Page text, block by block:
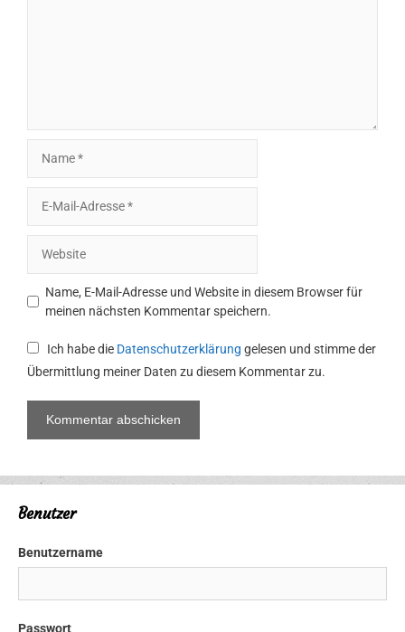
Mail-
Adresse
Name, E-Mail-Adresse und Website in diesem Browser für
meinen nächsten Kommentar speichern.
Ich habe die Datenschutzerklärung gelesen und stimme der
Übermittlung meiner Daten zu diesem Kommentar zu.
Benutzer
Benutzername
Passwort